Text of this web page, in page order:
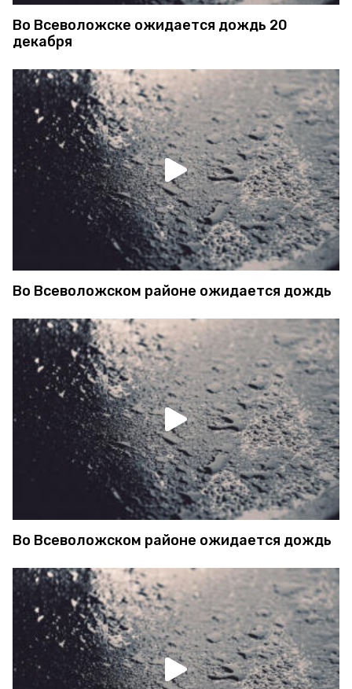
Во Всеволожске ожидается дождь 20
декабря
Во Всеволожском районе ожидается дождь
Во Всеволожском районе ожидается дождь